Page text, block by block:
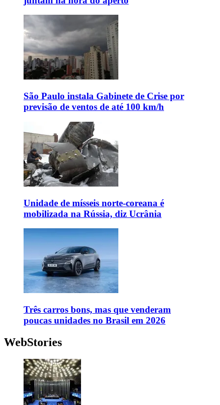
São Paulo instala Gabinete de Crise por
previsão de ventos de até 100 km/h
Unidade de mísseis norte-coreana é
mobilizada na Rússia, diz Ucrânia
Três carros bons, mas que venderam
poucas unidades no Brasil em 2026
WebStories